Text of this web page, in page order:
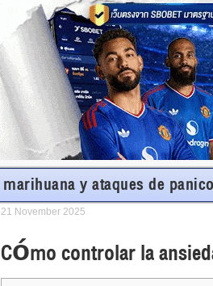
marihuana y ataques de
21 November 2025
Cómo controlar la